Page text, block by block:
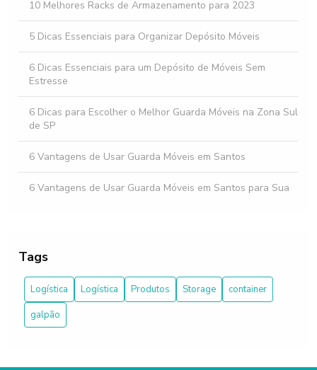
10 Melhores Racks de Armazenamento para 2023
5 Dicas Essenciais para Organizar Depósito Móveis
6 Dicas Essenciais para um Depósito de Móveis Sem
Estresse
6 Dicas para Escolher o Melhor Guarda Móveis na Zona Sul
de SP
6 Vantagens de Usar Guarda Móveis em Santos
6 Vantagens de Usar Guarda Móveis em Santos para Sua
7 Motivos para Usar o Guarda Volumes Barra Funda
Aluguel de espaço para guardar coisas é a solução ideal
para desocupar sua casa e organizar sua vida
Tags
Logística Logística Produtos Storage
container
galpão